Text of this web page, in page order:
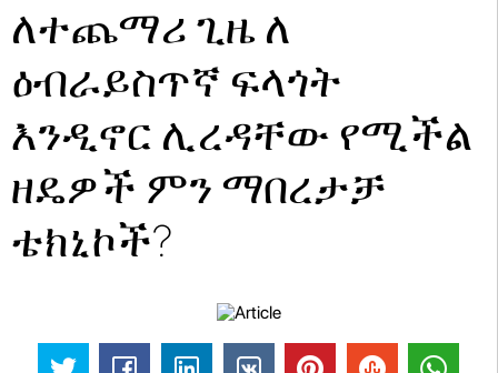
ለተጨማሪ ጊዜ ለ
ዕብራይስጥኛ ፍላጎት
እንዲኖር ሊረዳቸው የሚችል
ዘዴዎች ምን ማበረታቻ
ቴክኒኮች?